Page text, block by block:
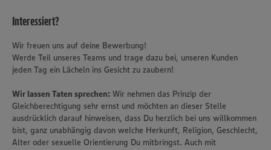
Interessiert?
Wir freuen uns auf deine Bewerbung!
Werde Teil unseres Teams und trage dazu bei, unseren Kunden
jeden Tag ein Lächeln ins Gesicht zu zaubern!
Wir lassen Taten sprechen: Wir nehmen das Prinzip der
Gleichberechtigung sehr ernst und möchten an dieser Stelle
ausdrücklich darauf hinweisen, dass Du herzlich bei uns willkommen
bist, ganz unabhängig davon welche Herkunft, Religion, Geschlecht,
Alter oder sexuelle Orientierung Du mitbringst. Auch mit